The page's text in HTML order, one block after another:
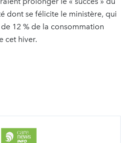
dont se félicite le ministère, qui
12 % de la consommation
cet hiver.